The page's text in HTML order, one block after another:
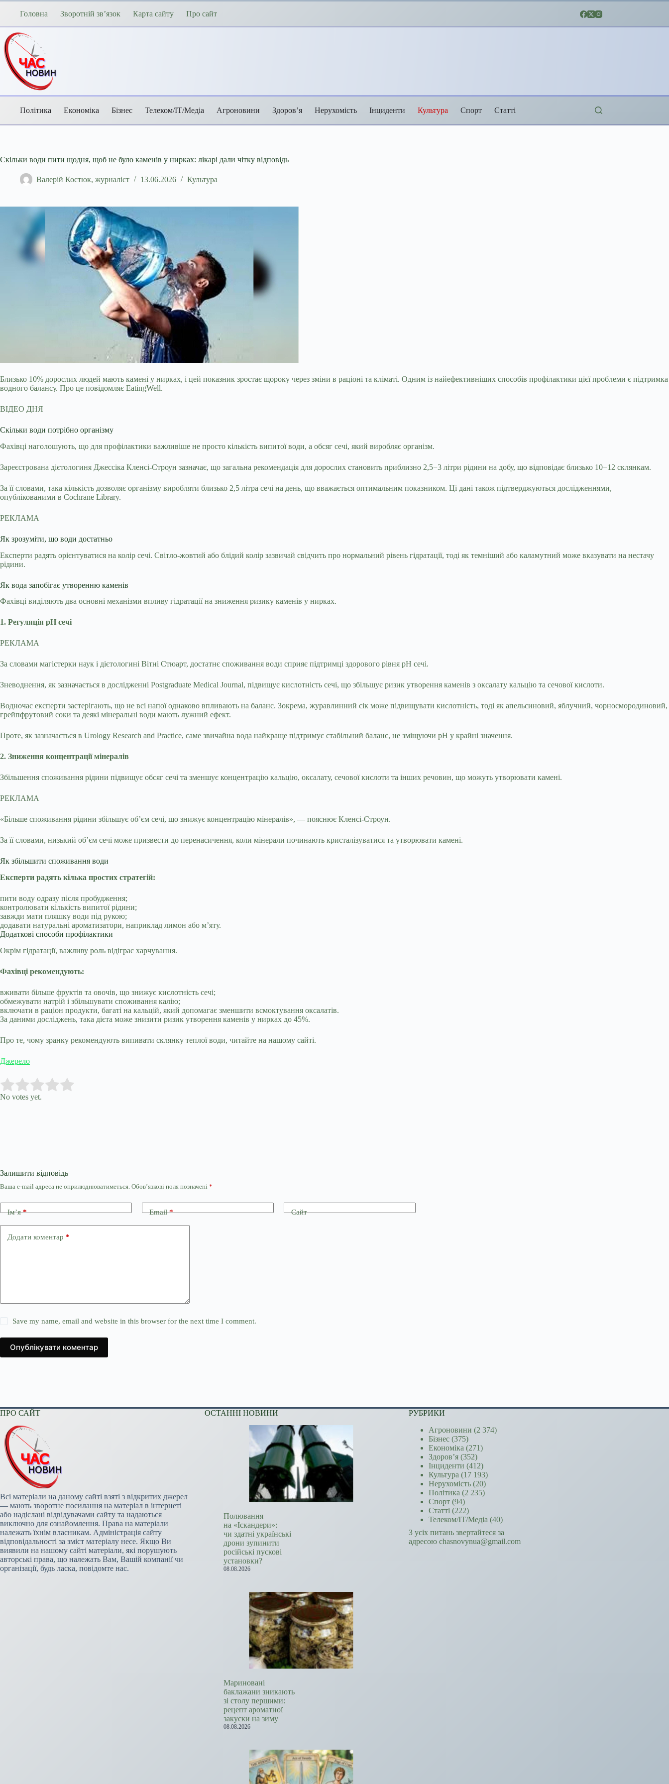
Перейти
Головна Зворотній зв’язок Карта сайту Про сайт
Політика Економіка Бізнес Телеком/ІТ/Медіа Агроновини Здоров’я Нерухомість Інциденти Культура Спорт Статті
Скільки води пити щодня, щоб не було каменів у нирках: лікарі дали чітку відповідь
Валерій Костюк, журналіст 13.06.2026 Культура
Близько 10% дорослих людей мають камені у нирках, і цей показник зростає щороку через зміни в раціоні та кліматі. Одним із найефективніших способів профілактики цієїпроблеми є підтримка
водного балансу. Про це повідомляє EatingWell.
ВІДЕО ДНЯ
Скільки води потрібно організму
Фахівці наголошують, що для профілактики важливіше не просто кількість випитої води, а обсяг сечі, який виробляє організм.
Зареєстрована дієтологиня Джессіка Кленсі-Строун зазначає, що загальна рекомендація для дорослих становить приблизно 2,5−3 літри рідини на добу, що відповідає близько 10−12 склянкам.
За її словами, така кількість дозволяє організму виробляти близько 2,5 літра сечі на день, що вважається оптимальним показником. Ці дані також підтверджуються дослідженнями,
опублікованими в Cochrane Library.
РЕКЛАМА
Як зрозуміти, що води достатньо
Експерти радять орієнтуватися на колір сечі. Світло-жовтий або блідий колір зазвичай свідчить про нормальний рівень гідратації, тоді як темніший або каламутний може вказувати на нестачу
рідини.
Як вода запобігає утворенню каменів
Фахівці виділяють два основні механізми впливу гідратації на зниження ризику каменів у нирках.
1. Регуляція pH сечі
РЕКЛАМА
За словами магістерки наук і дієтологині Вітні Стюарт, достатнє споживання води сприяє підтримці здорового рівня pH сечі.
Зневоднення, як зазначається в дослідженні Postgraduate Medical Journal, підвищує кислотність сечі, що збільшує ризик утворення каменів з оксалату кальцію та сечової кислоти.
Водночас експерти застерігають, що не всі напої однаково впливають на баланс. Зокрема, журавлинний сік може підвищувати кислотність, тоді як апельсиновий, яблучний, чорносмородиновий,
грейпфрутовий соки та деякі мінеральні води мають лужний ефект.
Проте, як зазначається в Urology Research and Practice, саме звичайна вода найкраще підтримує стабільний баланс, не зміщуючи pH у крайні значення.
2. Зниження концентрації мінералів
Збільшення споживання рідини підвищує обсяг сечі та зменшує концентрацію кальцію, оксалату, сечової кислоти та інших речовин, що можуть утворювати камені.
РЕКЛАМА
«Більше споживання рідини збільшує об’єм сечі, що знижує концентрацію мінералів», — пояснює Кленсі-Строун.
За її словами, низький об’єм сечі може призвести до перенасичення, коли мінерали починають кристалізуватися та утворювати камені.
Як збільшити споживання води
Експерти радять кілька простих стратегій:
пити воду одразу після пробудження;
контролювати кількість випитої рідини;
завжди мати пляшку води під рукою;
додавати натуральні ароматизатори, наприклад лимон або м’яту.
Додаткові способи профілактики
Окрім гідратації, важливу роль відіграє харчування.
Фахівці рекомендують:
вживати більше фруктів та овочів, що знижує кислотність сечі;
обмежувати натрій і збільшувати споживання калію;
включати в раціон продукти, багаті на кальцій, який допомагає зменшити всмоктування оксалатів.
За даними досліджень, така дієта може знизити ризик утворення каменів у нирках до 45%.
Про те, чому зранку рекомендують випивати склянку теплої води, читайте на нашому сайті.
Джерело
Rate this item:
No votes yet.
Залишити відповідь
Ваша e-mail адреса не оприлюднюватиметься. Обов’язкові поля позначені *
Ім’я* Email* Сайт
Додати коментар *
Save my name, email and website in this browser for the next time I comment.
Опублікувати коментар
ПРО САЙТ
Всі матеріали на даному сайті взяті з відкритих джерел
— мають зворотне посилання на матеріал в інтернеті
або надіслані відвідувачами сайту та надаються
виключно для ознайомлення. Права на матеріали
належать їхнім власникам. Адміністрація сайту
відповідальності за зміст матеріалу несе. Якщо Ви
виявили на нашому сайті матеріали, які порушують
авторські права, що належать Вам, Вашій компанії чи
організації, будь ласка, повідомте нас.
ОСТАННІ НОВИНИ
Полювання
на «Іскандери»:
чи здатні українські
дрони зупинити
російські пускові
установки?
08.08.2026
Мариновані
баклажани зникають
зі столу першими:
рецепт ароматної
закуски на зиму
08.08.2026
РУБРИКИ
Агроновини (2 374)
Бізнес (375)
Економіка (271)
Здоров’я (352)
Інциденти (412)
Культура (17 193)
Нерухомість (20)
Політика (2 235)
Спорт (94)
Статті (222)
Телеком/ІТ/Медіа (40)
З усіх питань звертайтеся за
адресою chasnovynua@gmail.com